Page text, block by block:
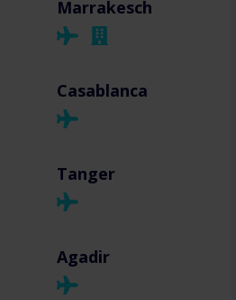
Marrakesch
Casablanca
Tanger
Agadir